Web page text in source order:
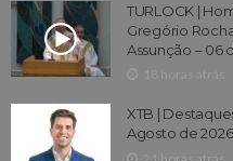
TURLOCK |
Gregório
Assunção – 06
XTB |
Agosto de 2026